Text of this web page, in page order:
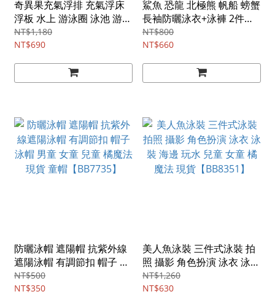
奇異果充氣浮排 充氣浮床
浮板 水上 游泳圈 泳池 游泳
海邊 玩水 橘魔法 現貨
【BB6803】
NT$1,180
NT$690
鯊魚 恐龍 北極熊 帆船 螃蟹
長袖防曬泳衣+泳褲 2件式
兒童 男童 泳衣 泳裝 泳褲
水母衣 游泳課 橘魔法 現貨
NT$800
NT$660
防曬泳帽 遮陽帽 抗紫外線
遮陽泳帽 有調節扣 帽子 泳
帽 男童 女童 兒童 橘魔法
現貨 童帽【BB7735】
NT$500
NT$350
美人魚泳裝 三件式泳裝 拍
照 攝影 角色扮演 泳衣 泳裝
海邊 玩水 兒童 女童 橘魔法
現貨【BB8351】
NT$1,260
NT$630